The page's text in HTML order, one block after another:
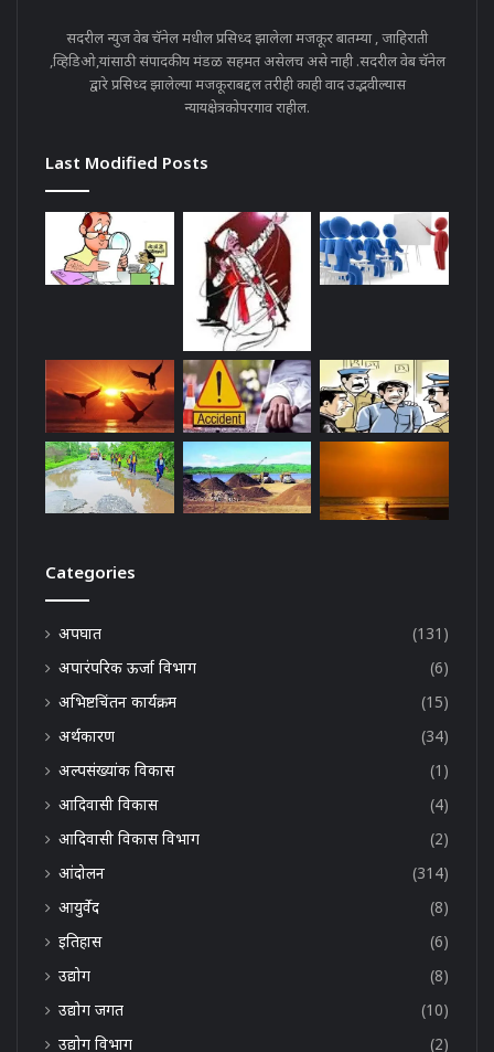
सदरील न्युज वेब चॅनेल मधील प्रसिध्द झालेला मजकूर बातम्या , जाहिराती
,व्हिडिओ,यांसाठी संपादकीय मंडळ सहमत असेलच असे नाही .सदरील वेब चॅनेल
द्वारे प्रसिध्द झालेल्या मजकूराबद्दल तरीही काही वाद उद्भवील्यास
न्यायक्षेत्रकोपरगाव राहील.
Last Modified Posts
Categories
अपघात
(131)
अपारंपरिक ऊर्जा विभाग
(6)
अभिष्टचिंतन कार्यक्रम
(15)
अर्थकारण
(34)
अल्पसंख्यांक विकास
(1)
आदिवासी विकास
(4)
आदिवासी विकास विभाग
(2)
आंदोलन
(314)
आयुर्वेद
(8)
इतिहास
(6)
उद्योग
(8)
उद्योग जगत
(10)
उद्योग विभाग
(2)